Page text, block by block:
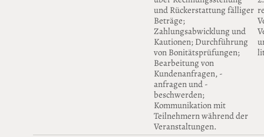
und Rückerstattung fälliger
Beträge;
Zahlungsabwicklung und
Kautionen; Durchführung
von Bonitätsprüfungen;
Bearbeitung von
Kundenanfragen, -
anfragen und -
beschwerden;
Kommunikation mit
Teilnehmern während der
Veranstaltungen.